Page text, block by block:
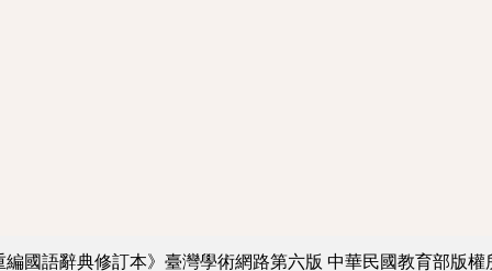
編國語辭典修訂本》臺灣學術網路第六版 中華民國教育部版權